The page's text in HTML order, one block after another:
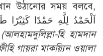
উঠানোর সময় বলবে,
اَلْحَمْدُ لِلَّهِ حَمْدًا كَثِيْرًا
(আলহামদুলিল্লা-হি হামদান
গায়রা মাকয়্যিন ওয়ালা